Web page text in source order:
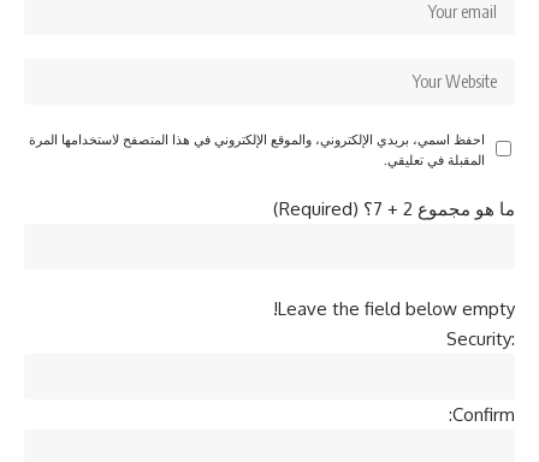
احفظ اسمي، بريدي الإلكتروني، والموقع الإلكتروني في هذا المتصفح لاستخدامها المرة
المقبلة في تعليقي.
ما هو مجموع 2 + 7؟ (Required)
Leave the field below empty!
Security:
Confirm: